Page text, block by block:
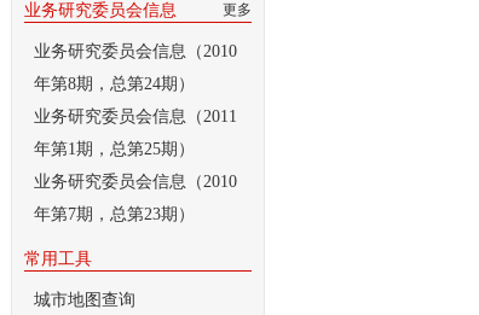
更多
业务研究委员会信息
业务研究委员会信息（2010
年第8期，总第24期）
业务研究委员会信息（2011
年第1期，总第25期）
业务研究委员会信息（2010
年第7期，总第23期）
常用工具
城市地图查询